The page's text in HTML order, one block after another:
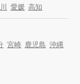
愛媛 高知
宮崎 鹿児島 沖縄